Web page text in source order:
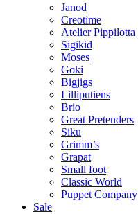
Janod
Creotime
Atelier Pippilotta
Sigikid
Moses
Goki
Bigjigs
Lilliputiens
Brio
Great Pretenders
Siku
Grimm’s
Grapat
Small foot
Classic World
Puppet Company
Sale